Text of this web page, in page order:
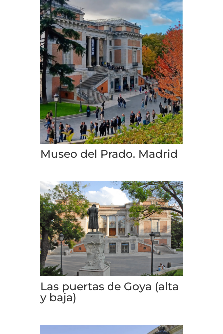
Museo del Prado. Madrid
Las puertas de Goya (alta
y baja)